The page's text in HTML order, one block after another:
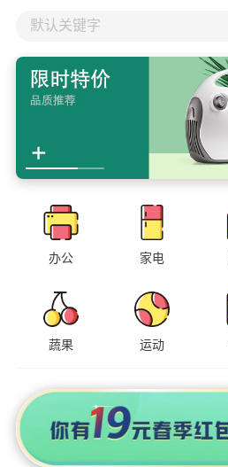
默认关键字
办公 家电
蔬果 运动